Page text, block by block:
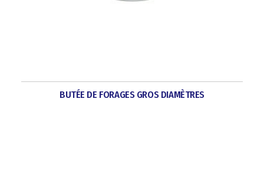
BUTÉE DE FORAGES GROS DIAMÈTRES